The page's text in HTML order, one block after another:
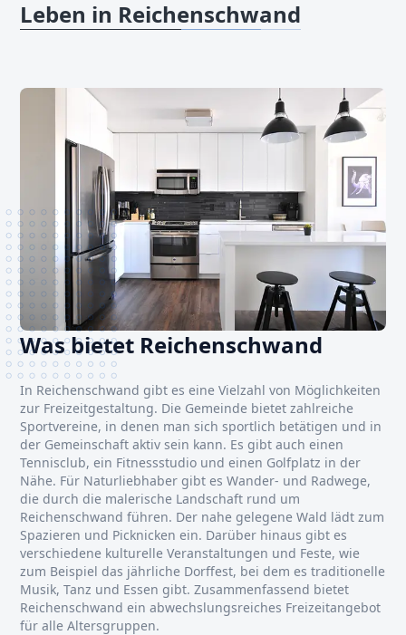
Leben in Reichenschwand
Was bietet Reichenschwand
In Reichenschwand gibt es eine Vielzahl von Möglichkeiten
zur Freizeitgestaltung. Die Gemeinde bietet zahlreiche
Sportvereine, in denen man sich sportlich betätigen und in
der Gemeinschaft aktiv sein kann. Es gibt auch einen
Tennisclub, ein Fitnessstudio und einen Golfplatz in der
Nähe. Für Naturliebhaber gibt es Wander- und Radwege,
die durch die malerische Landschaft rund um
Reichenschwand führen. Der nahe gelegene Wald lädt zum
Spazieren und Picknicken ein. Darüber hinaus gibt es
verschiedene kulturelle Veranstaltungen und Feste, wie
zum Beispiel das jährliche Dorffest, bei dem es traditionelle
Musik, Tanz und Essen gibt. Zusammenfassend bietet
Reichenschwand ein abwechslungsreiches Freizeitangebot
für alle Altersgruppen.